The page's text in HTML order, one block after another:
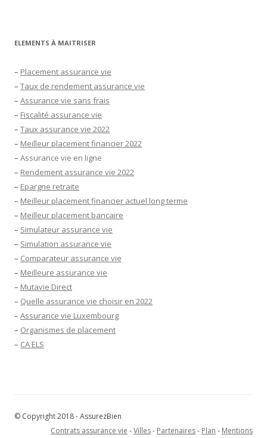
ELEMENTS À MAITRISER
– Placement assurance vie
– Taux de rendement assurance vie
– Assurance vie sans frais
– Fiscalité assurance vie
– Taux assurance vie 2022
– Meilleur placement financier 2022
– Assurance vie en ligne
– Rendement assurance vie 2022
– Epargne retraite
– Meilleur placement financier actuel long terme
– Meilleur placement bancaire
– Simulateur assurance vie
– Simulation assurance vie
– Comparateur assurance vie
– Meilleure assurance vie
– Mutavie Direct
– Quelle assurance vie choisir en 2022
– Assurance vie Luxembourg
– Organismes de placement
– CA ELS
© Copyright 2018 - AssurezBien
Contrats assurance vie -Villes- Partenaires- Plan - Mentions